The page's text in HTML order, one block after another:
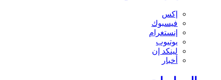
إكس
فيسبوك
إنستغرام
يوتيوب
لينكد إن
أخبار